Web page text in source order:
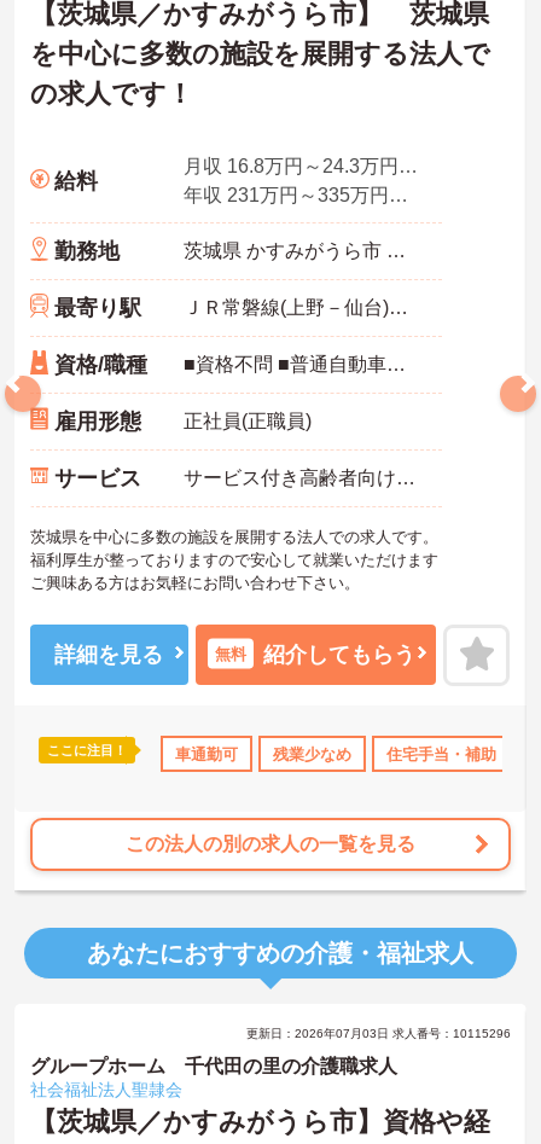
日勤のみ 資格取得サポート 研修制度あり 産休･育休･介護休
【茨城県／かすみがうら市】 茨城県
を中心に多数の施設を展開する法人で
の求人です！
給料
月収 16.8万円～24.3万円程度（諸手当込）
年収 231万円～335万円程度（諸手当込）
勤務地 茨城県 かすみがうら市 宍倉6202-10
最寄り駅 ＪＲ常磐線(上野－仙台)「土浦駅」バス・車18分
資格/職種 ■資格不問 ■普通自動車免許（ＡＴ限定可）
雇用形態 正社員(正職員)
サービス サービス付き高齢者向け住宅（サ高住）
茨城県を中心に多数の施設を展開する法人での求人です。
福利厚生が整っておりますので安心して就業いただけます
ご興味ある方はお気軽にお問い合わせ下さい。
詳細を見る 無料 紹介してもらう
ここに注目！ 車通勤可 残業少なめ 住宅手当・補助
この法人の別の求人の一覧を見る
あなたにおすすめの介護・福祉求人
更新日：2026年07月03日 求人番号：10115296
グループホーム 千代田の里の介護職求人
社会福祉法人聖隷会
【茨城県／かすみがうら市】資格や経